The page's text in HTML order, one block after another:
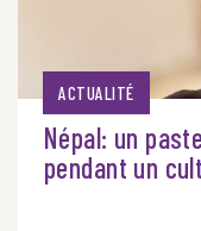
ACTUALITÉ
Népal: un
pendant un